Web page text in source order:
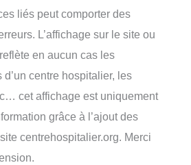
liés peut comporter des
L’affichage sur le site ou
en aucun cas les
centre hospitalier, les
cet affichage est uniquement
grâce à l’ajout des
centrehospitalier.org. Merci